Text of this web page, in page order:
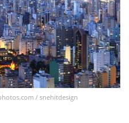
/ snehitdesign